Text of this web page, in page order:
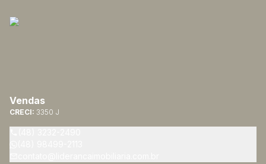
Vendas
CRECI: 3350 J